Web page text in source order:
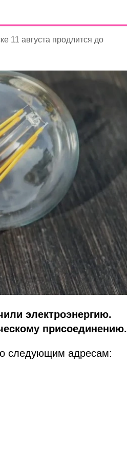
11 августа продлится до
электроэнергию.
присоединению.
следующим адресам: